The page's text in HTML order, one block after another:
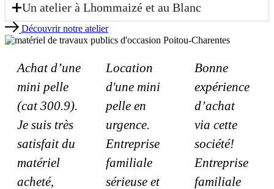
Un atelier à Lhommaizé et au Blanc
Découvrir notre atelier
Achat d’une
mini pelle
(cat 300.9).
Je suis très
satisfait du
matériel
acheté,
Location
d'une mini
pelle en
urgence.
Entreprise
familiale
sérieuse et
Bonne
expérience
d’achat
via cette
société!
Entreprise
familiale